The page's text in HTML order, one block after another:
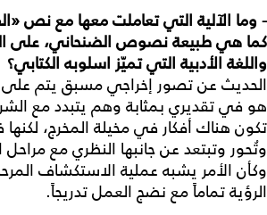
- وما الآلية التيتعاملتمعها معنص«
كما هيطبيعةنصوص الضنحاني، على
واللغة الأدبية التيتميّز اسلوبه الكتابي؟
الحديث عن تصور إخراجي مسبق يتم على
هو في تقديري بمثابة وهم يتبدد مع
تكون هناك أفكار في مخيلة المخرج،
وتُحور وتبتعد عن جانبها النظري مع مراحل
وكأن الأمر يشبه عملية الاستكشاف
الرؤية تماماً مع نضج العمل تدريجاً.